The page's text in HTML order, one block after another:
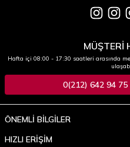
MÜŞTERİ
Hafta içi 08:00 - 17:30 saatleri arasında
0(212) 642 94
ÖNEMLİ BİLGİLER
HIZLI ERİŞİM